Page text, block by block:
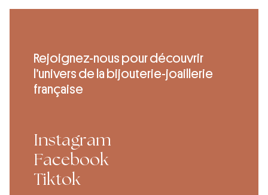
Rejoignez-nous pour découvrir
l’univers de la bijouterie-joaillerie
française
Instagram
Facebook
Tiktok